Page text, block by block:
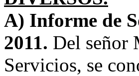
A) Informe de
2011. Del señor
Servicios, se